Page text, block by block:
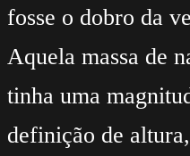
fosse o dobro da
Aquela massa de
tinha uma
definição de